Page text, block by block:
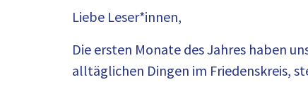
Liebe Leser*innen,
Die ersten Monate des Jahres haben
alltäglichen Dingen im Friedenskreis,